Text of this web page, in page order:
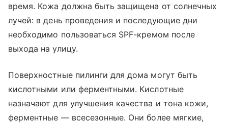
время. Кожа должна быть защищена от солнечных
лучей: в день проведения и последующие дни
необходимо пользоваться SPF-кремом после
выхода на улицу.
Поверхностные пилинги для дома могут быть
кислотными или ферментными. Кислотные
назначают для улучшения качества и тона кожи,
ферментные — всесезонные. Они более мягкие,